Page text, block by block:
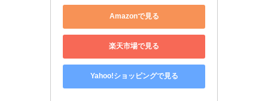
Amazonで見る
楽天市場で見る
Yahoo!ショッピングで見る